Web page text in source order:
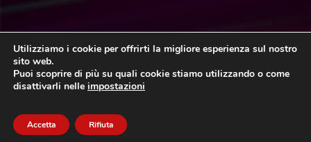
© 2026 Innovea S.r.l. – P.Iva: 09812870963 | REA MB –
2535786 | Capitale Sociale: 100.000,00€ i.v.
Privacy Policy Area Riservata
Utilizziamo i cookie per offrirti la migliore esperienza sul nostro
sito web.
Puoi scoprire di più su quali cookie stiamo utilizzando o come
disattivarli nelle impostazioni
Accetta Rifiuta